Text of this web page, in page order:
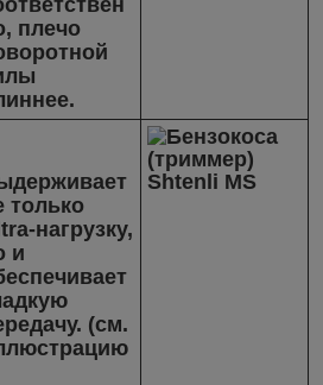
плечо
только
нагрузку,
и
(см.